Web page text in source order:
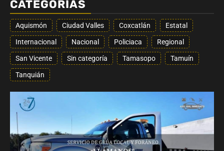
CATEGORÍAS
Aquismón Ciudad Valles Coxcatlán Estatal
Internacional Nacional Policiaca Regional
San Vicente Sin categoría Tamasopo Tamuín
Tanquián